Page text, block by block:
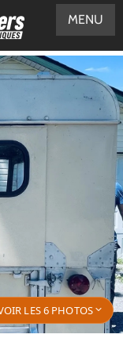
LES 6 PHOTOS
MENU